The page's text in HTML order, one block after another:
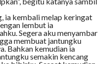
ia kembali melap keringat
lembut ia
Segera aku menyambar
membuat jantungku
Bahkan kemudian ia
semakin kencang